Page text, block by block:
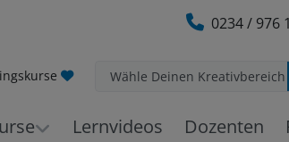
0234 / 976
Wähle Deinen Kreativbereich
Lernvideos Dozenten